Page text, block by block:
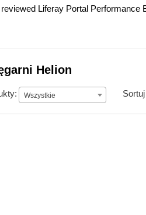
Liferay Portal Performance
Helion
Wszystkie